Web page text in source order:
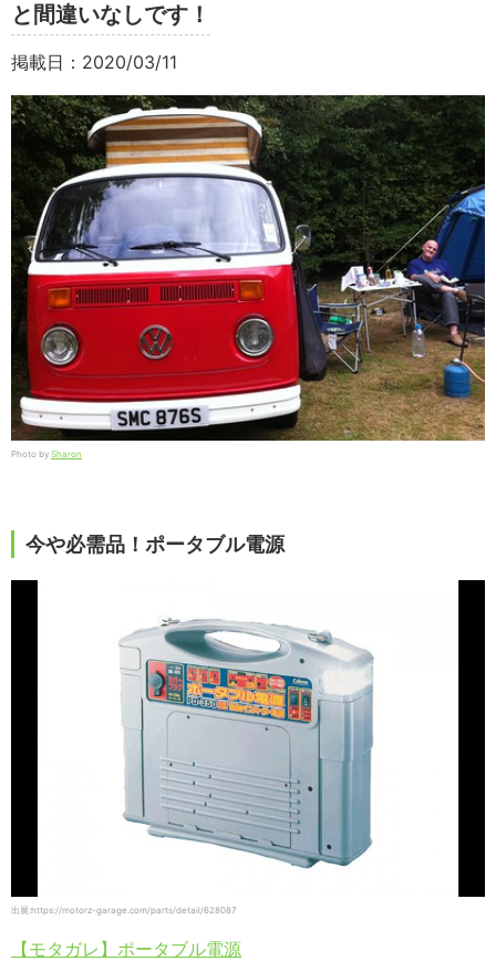
と間違いなしです！
掲載日：2020/03/11
Photo by Sharon
今や必需品！ポータブル電源
出展:https://motorz-garage.com/parts/detail/628087
【モタガレ】ポータブル電源